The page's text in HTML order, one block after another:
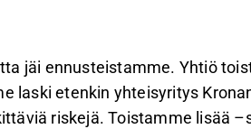
ja Oriola on aloittanut
ennusteita laskettiin
lukien liikevaihdon
jäi ennusteistamme. Yhtiö
laski etenkin yhteisyritys
riskejä. Toistamme lisää